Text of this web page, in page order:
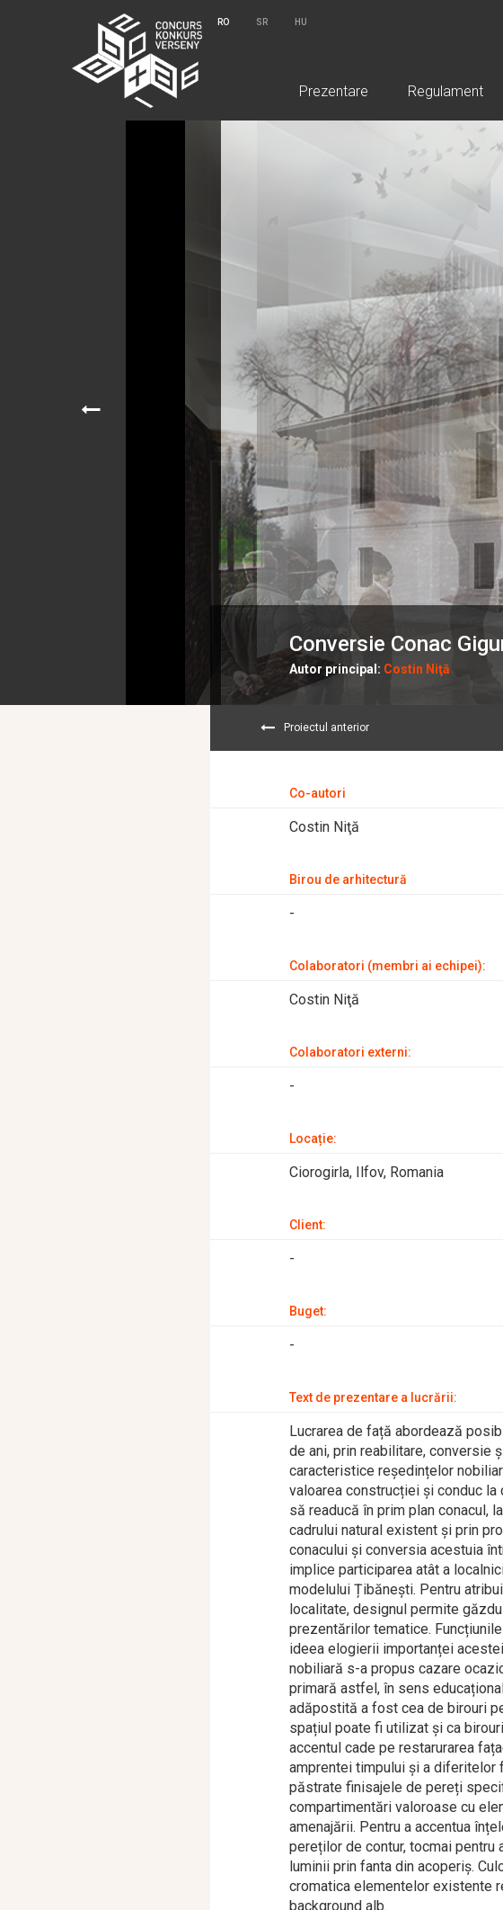
RO SR HU
Prezentare Regulament
Conversie Conac
Autor principal: Costin Niţă
Proiectul anterior
Co-autori
Costin Niţă
Birou de arhitectură
-
Colaboratori (membri ai echipei):
Costin Niţă
Colaboratori externi:
-
Locație:
Ciorogirla, Ilfov, Romania
Client:
-
Buget:
-
Text de prezentare a lucrării:
Lucrarea de față abordează
de ani, prin reabilitare, conversie
caracteristice reședințelor
valoarea construcției și conduc
să readucă în prim plan conacul,
cadrului natural existent și prin
conacului și conversia acestuia
implice participarea atât a
modelului Țibănești. Pentru
localitate, designul permite
prezentărilor tematice.
ideea elogierii importanței
nobiliară s-a propus cazare
primară astfel, în sens
adăpostită a fost cea de birouri
spațiul poate fi utilizat și ca
accentul cade pe restarurarea
amprentei timpului și a diferitelor
păstrate finisajele de pereți
compartimentări valoroase cu
amenajării. Pentru a accentua
pereților de contur, tocmai pentru
luminii prin fanta din acoperiș.
cromatica elementelor existente
background alb.